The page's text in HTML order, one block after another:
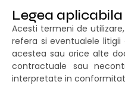
Legea aplicabila
Acesti termeni de
refera si eventualele
acestea sau orice alte
contractuale sau
interpretate in